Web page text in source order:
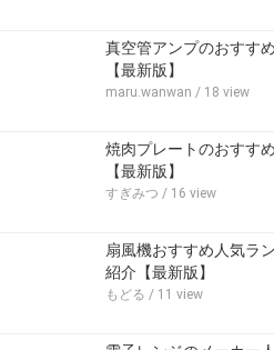
真空管アンプのおすす
【最新版】
maru.wanwan / 18 view
焼肉プレートのおすす
【最新版】
すぎみつ / 16 view
扇風機おすすめ人気ラ
紹介【最新版】
もどる / 11 view